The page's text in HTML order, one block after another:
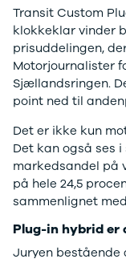
Modeller
Anmeldelser
Alpine
A290
Modeller
Anmeldelser
Privatleasing
Tilbud
A390
Modeller
Anmeldelser
Privatleasing
Tilbud
Dacia
Transit Custom
klokkeklar vinder
prisuddelingen,
Motorjournalister
Sjællandsringen.
point ned til
Det er ikke kun
Det kan også ses
markedsandel på
på hele 24,5
sammenlignet
Plug-in hybrid er
Juryen bestående